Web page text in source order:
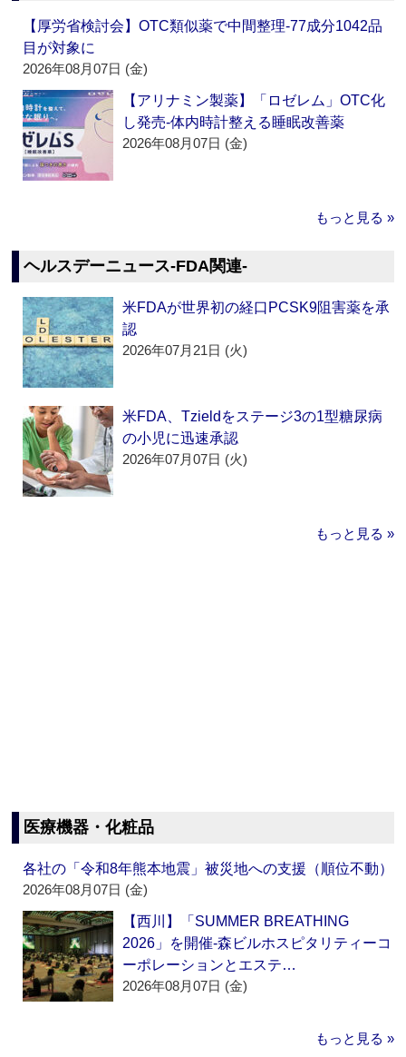
【厚労省検討会】OTC類似薬で中間整理‐77成分1042品
目が対象に
2026年08月07日 (金)
【アリナミン製薬】「ロゼレム」OTC化
し発売‐体内時計整える睡眠改善薬
2026年08月07日 (金)
もっと見る »
ヘルスデーニュース‐FDA関連‐
米FDAが世界初の経口PCSK9阻害薬を承
認
2026年07月21日 (火)
米FDA、Tzieldをステージ3の1型糖尿病
の小児に迅速承認
2026年07月07日 (火)
もっと見る »
医療機器・化粧品
各社の「令和8年熊本地震」被災地への支援（順位不動）
2026年08月07日 (金)
【西川】「SUMMER BREATHING
2026」を開催‐森ビルホスピタリティーコ
ーポレーションとエステ…
2026年08月07日 (金)
もっと見る »